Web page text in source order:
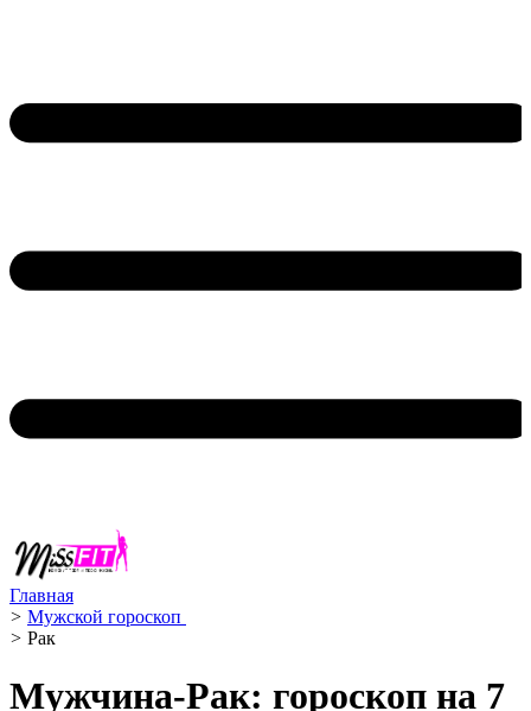
Главная
> Мужской гороскоп ️
> Рак ️
Мужчина-Рак: гороскоп на 7